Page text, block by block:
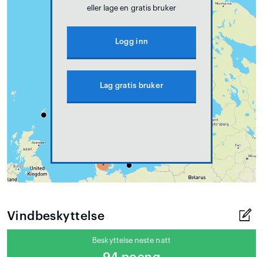
eller lage en gratis bruker
Logg inn
Lag gratis bruker
Vindbeskyttelse
Beskyttelse neste natt